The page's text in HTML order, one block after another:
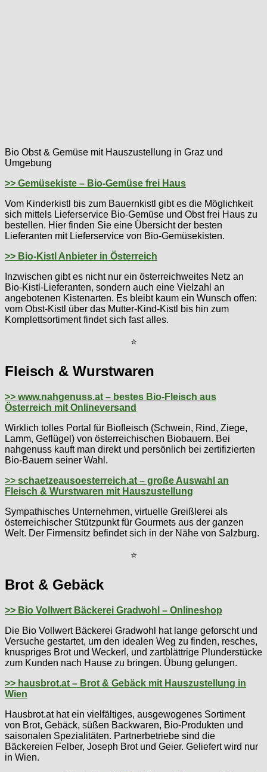
Bio Obst & Gemüse mit Hauszustellung in Graz und
Umgebung
>> Gemüsekiste – Bio-Gemüse frei Haus
Vom Kinderkistl bis zum Bauernkistl gibt es die Möglichkeit
sich mittels Lieferservice Bio-Gemüse und Obst frei Haus zu
bestellen. Hier finden Sie eine Übersicht der besten
Lieferanten mit Lieferservice von Bio-Gemüsekisten.
>> Bio-Kistl Anbieter in Österreich
Inzwischen gibt es nicht nur ein österreichweites Netz an
Bio-Kistl-Lieferanten, sondern auch eine Vielzahl an
angebotenen Kistenarten. Es bleibt kaum ein Wunsch offen:
vom Obst-Kistl über das Mutter-Kind-Kistl bis hin zum
Komplettsortiment findet sich fast alles.
⭐
Fleisch & Wurstwaren
>> www.nahgenuss.at – bestes Bio-Fleisch aus
Österreich mit Onlineversand
Wirklich tolles Portal für Biofleisch (Schwein, Rind, Ziege,
Lamm, Geflügel) von österreichischen Biobauern. Bei
nahgenuss kauft man direkt und persönlich bei zertifizierten
Bio-Bauern seiner Wahl.
>> schaetzeausoesterreich.at – große Auswahl an
Fleisch & Wurstwaren mit Hauszustellung
Sympathisches Unternehmen, virtuelle Greißlerei als
österreichischer Stützpunkt für Gourmets aus der ganzen
Welt. Der Firmensitz befindet sich in der Nähe von Salzburg.
⭐
Brot & Gebäck
>> Bio Vollwert Bäckerei Gradwohl – Onlineshop
Die Bio Vollwert Bäckerei Gradwohl hat lan­ge ge­forscht und
Ver­su­che ge­star­tet, um den idea­len Weg zu fin­den, re­sches,
knusp­ri­ges Brot und We­ckerl, und zart­blätt­ri­ge Plun­der­stü­cke
zum Kunden nach Hau­se zu brin­gen. Übung gelungen.
>> hausbrot.at – Brot & Gebäck mit Hauszustellung in
Wien
Hausbrot.at hat ein vielfältiges, ausgewogenes Sortiment
von Brot, Gebäck, süßen Backwaren, Bio-Produkten und
saisonalen Spezialitäten. Partnerbetriebe sind die
Bäckereien Felber, Joseph Brot und Geier. Geliefert wird nur
in Wien.